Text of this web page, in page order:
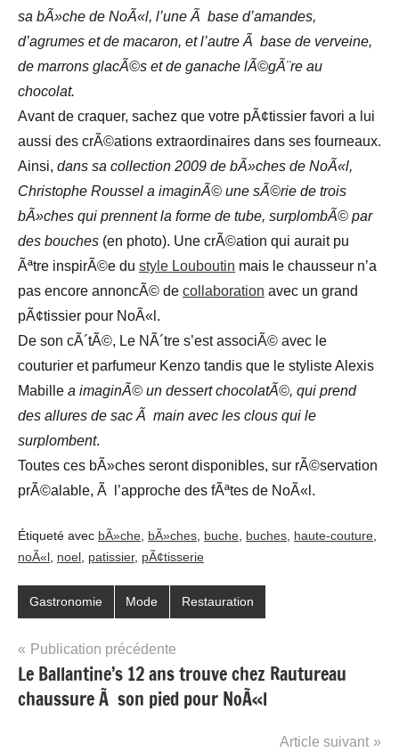
sa bÃ»che de NoÃ«l, l’une Ã base d’amandes,
d’agrumes et de macaron, et l’autre Ã base de verveine,
de marrons glacÃ©s et de ganache lÃ©gÃ¨re au
chocolat.
Avant de craquer, sachez que votre pÃ¢tissier favori a lui
aussi des crÃ©ations extraordinaires dans ses fourneaux.
Ainsi, dans sa collection 2009 de bÃ»ches de NoÃ«l,
Christophe Roussel a imaginÃ© une sÃ©rie de trois
bÃ»ches qui prennent la forme de tube, surplombÃ© par
des bouches (en photo). Une crÃ©ation qui aurait pu
Ãªtre inspirÃ©e du style Louboutin mais le chausseur n’a
pas encore annoncÃ© de collaboration avec un grand
pÃ¢tissier pour NoÃ«l.
De son cÃ´tÃ©, Le NÃ´tre s’est associÃ© avec le
couturier et parfumeur Kenzo tandis que le styliste Alexis
Mabille a imaginÃ© un dessert chocolatÃ©, qui prend
des allures de sac Ã main avec les clous qui le
surplombent.
Toutes ces bÃ»ches seront disponibles, sur rÃ©servation
prÃ©alable, Ã l’approche des fÃªtes de NoÃ«l.
Étiqueté avec bÃ»che bÃ»ches buche buches haute-couture
noÃ«l noel patissier, pÃ¢tisserie
Gastronomie Mode Restauration
Navigation
de
l’article
Publication précédente
Le Ballantine’s 12 ans trouve chez Rautureau
chaussure Ã son pied pour NoÃ«l
Article suivant